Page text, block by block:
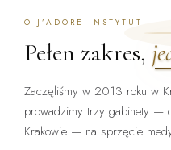
O J’ADORE INSTYTUT
Pełen zakres,
Zaczęliśmy w 2013 roku w
prowadzimy trzy gabinety —
Krakowie — na sprzęcie